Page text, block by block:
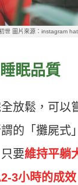
世 圖片來源：instagram
眠品質
放鬆，可以
的「攤屍式
要維持平躺
3小時的成